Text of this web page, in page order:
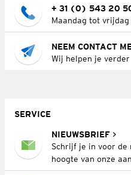
+ 31 (0) 543 20
Maandag tot vrijdag
NEEM CONTACT
Wij helpen je verder
SERVICE
NIEUWSBRIEF
Schrijf je in voor
hoogte van onze